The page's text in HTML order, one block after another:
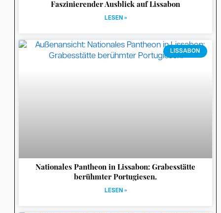
Faszinierender Ausblick auf Lissabon
LESEN »
LISSABON
Nationales Pantheon in Lissabon: Grabesstätte
berühmter Portugiesen.
LESEN »